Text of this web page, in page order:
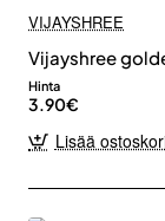
VIJAYSHREE
Vijayshree
Hinta
3.90€
Lisää